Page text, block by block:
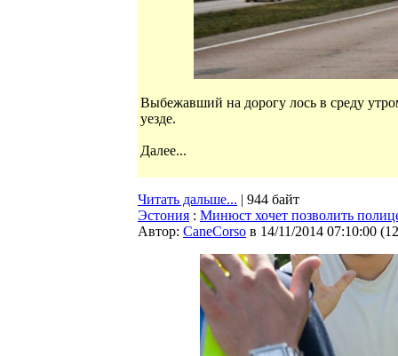
Выбежавший на дорогу лось в среду
уезде.
Далее...
Читать дальше... | 944 байт
Эстония : Минюст хочет позволить
Автор: CaneCorso в 14/11/2014 07:10:00 (